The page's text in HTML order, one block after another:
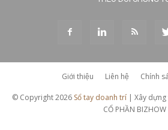
Giới thiệu Liên hệ Chính
© Copyright 2026 Sổ tay doanh trí | Xây
CỔ PHẦN BIZHOW